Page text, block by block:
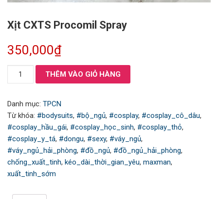
Xịt CXTS Procomil Spray
350,000₫
CXTS
Spray
số
lượng
THÊM VÀO GIỎ HÀNG
Danh mục: TPCN
Từ khóa: #bodysuits, #bộ_ngủ, #cosplay, #cosplay_cô_dâu,
#cosplay_hầu_gái, #cosplay_học_sinh, #cosplay_thỏ,
#cosplay_y_tá, #dongu, #sexy, #váy_ngủ,
#váy_ngủ_hải_phòng, #đồ_ngủ, #đồ_ngủ_hải_phòng,
chống_xuất_tinh, kéo_dài_thời_gian_yêu, maxman,
xuất_tinh_sớm